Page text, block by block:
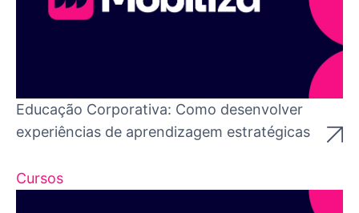
Educação Corporativa: Como desenvolver
experiências de aprendizagem estratégicas
Cursos